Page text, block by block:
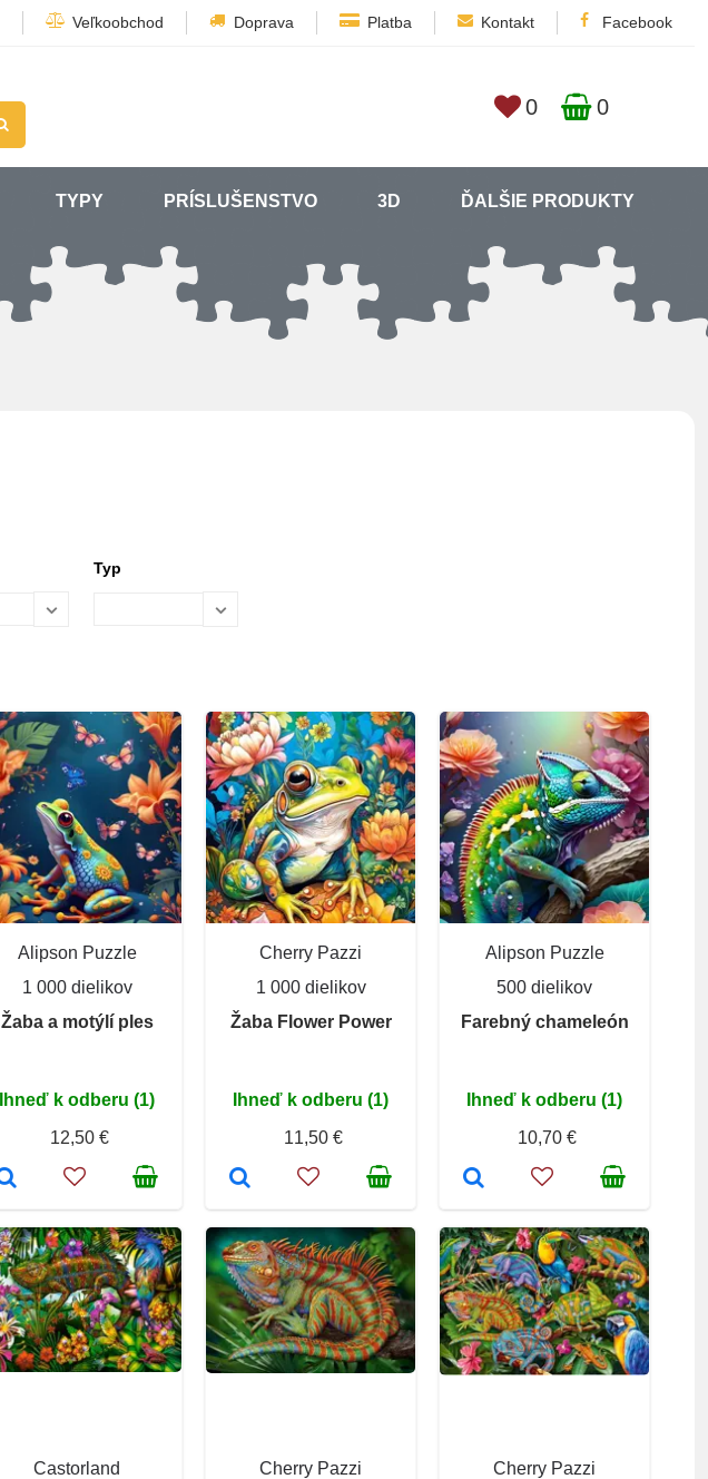
Veľkoobchod Doprava Platba Kontakt Facebook
0 0
TYPY PRÍSLUŠENSTVO 3D ĎALŠIE PRODUKTY
Typ
Alipson Puzzle
1 000 dielikov
Žaba a motýlí ples
Ihneď k odberu (1)
12,50 €
Cherry Pazzi
1 000 dielikov
Žaba Flower Power
Ihneď k odberu (1)
11,50 €
Alipson Puzzle
500 dielikov
Farebný chameleón
Ihneď k odberu (1)
10,70 €
Castorland
Cherry Pazzi
Cherry Pazzi